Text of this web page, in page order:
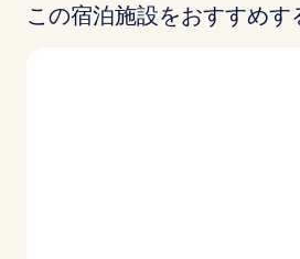
この宿泊施設をおすすめす